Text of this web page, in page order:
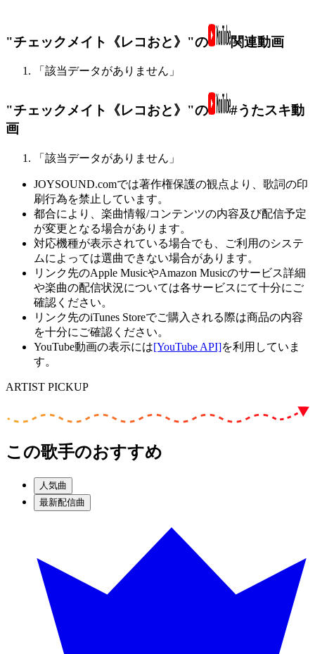
"チェックメイト《レコおと》"の 関連動画
「該当データがありません」
"チェックメイト《レコおと》"の
#うたスキ動
画
「該当データがありません」
JOYSOUND.comでは著作権保護の観点より、歌詞の印
刷行為を禁止しています。
都合により、楽曲情報/コンテンツの内容及び配信予定
が変更となる場合があります。
対応機種が表示されている場合でも、ご利用のシステ
ムによっては選曲できない場合があります。
リンク先のApple MusicやAmazon Musicのサービス詳細
や楽曲の配信状況については各サービスにて十分にご
確認ください。
リンク先のiTunes Storeでご購入される際は商品の内容
を十分にご確認ください。
YouTube動画の表示には[YouTube API]を利用していま
す。
ARTIST PICKUP
この歌手のおすすめ
人気曲
最新配信曲